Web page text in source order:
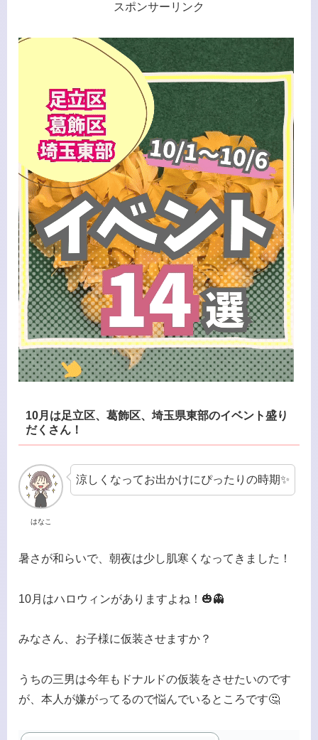
スポンサーリンク
10月は足立区、葛飾区、埼玉県東部のイベント盛り
だくさん！
はなこ
涼しくなってお出かけにぴったりの時期✨
暑さが和らいで、朝夜は少し肌寒くなってきました！
10月はハロウィンがありますよね！🎃👻
みなさん、お子様に仮装させますか？
うちの三男は今年もドナルドの仮装をさせたいのです
が、本人が嫌がってるので悩んでいるところです🤔